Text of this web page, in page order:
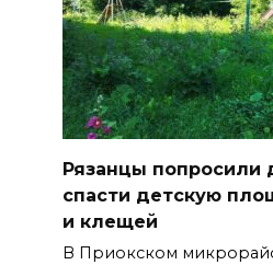
Рязанцы попросили
спасти детскую
и клещей
В Приокском